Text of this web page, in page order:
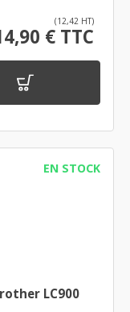
(12,42 HT)
€ TTC
EN STOCK
LC900